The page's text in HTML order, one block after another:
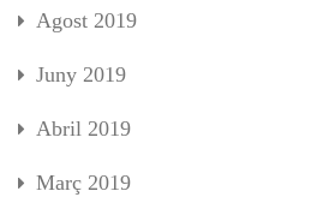
Agost 2019
Juny 2019
Abril 2019
Març 2019